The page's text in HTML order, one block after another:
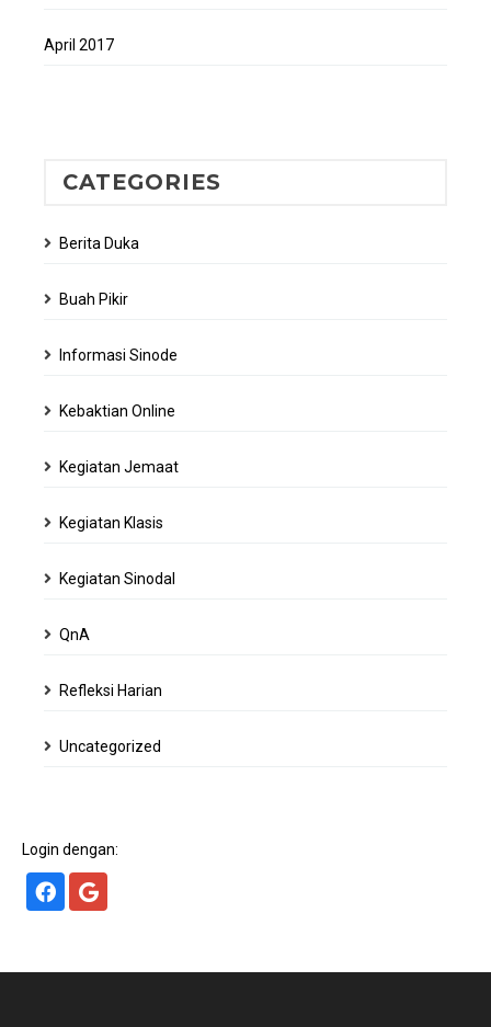
April 2017
CATEGORIES
Berita Duka
Buah Pikir
Informasi Sinode
Kebaktian Online
Kegiatan Jemaat
Kegiatan Klasis
Kegiatan Sinodal
QnA
Refleksi Harian
Uncategorized
Login dengan: